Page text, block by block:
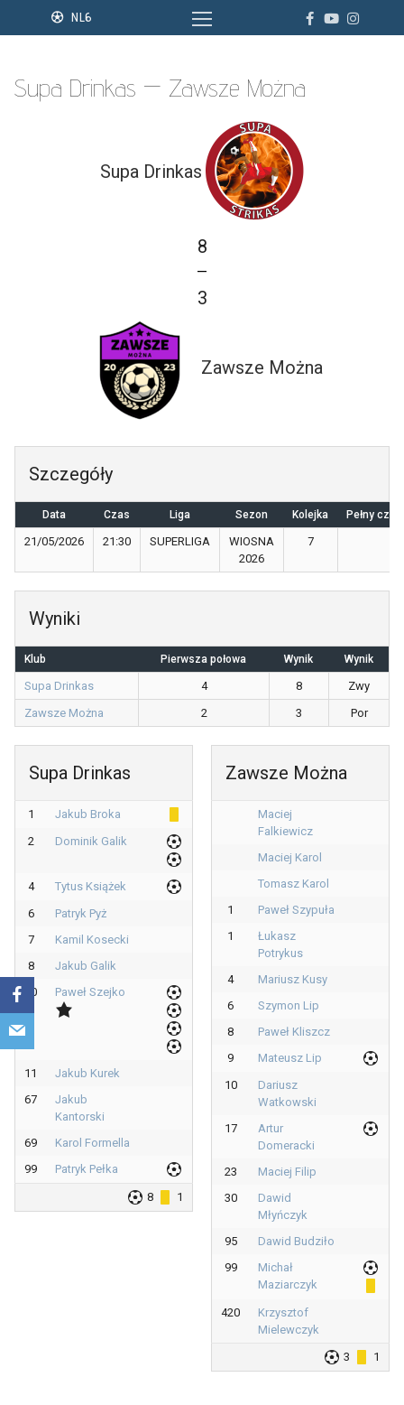
do
NL6
Supa Drinkas — Zawsze Można
Supa Drinkas
8
—
3
Zawsze Można
Szczegóły
Data Czas Liga Sezon Kolejka Pełny
21/05/2026 21:30 SUPERLIGA
WIOSNA
2026
7
Wyniki
Klub Pierwsza połowa Wynik Wynik
Supa Drinkas 4 8
Zwy
Zawsze Można
2 3 Por
Supa Drinkas
1
Jakub Broka
2
Dominik Galik
4
Tytus Książek
6
Patryk Pyż
7
Kamil Kosecki
8
Jakub Galik
10
Paweł Szejko
11
Jakub Kurek
67
Jakub
Kantorski
69
Karol Formella
99
Patryk Pełka
8 1
Zawsze Można
Maciej
Falkiewicz
Maciej Karol
Tomasz Karol
1
Paweł Szypuła
1
Łukasz
Potrykus
4
Mariusz Kusy
6
Szymon Lip
8
Paweł Kliszcz
9
Mateusz Lip
10
Dariusz
Watkowski
17
Artur
Domeracki
23
Maciej Filip
30
Dawid
Młyńczyk
95
Dawid Budziło
99
Michał
Maziarczyk
420
Krzysztof
Mielewczyk
3
1